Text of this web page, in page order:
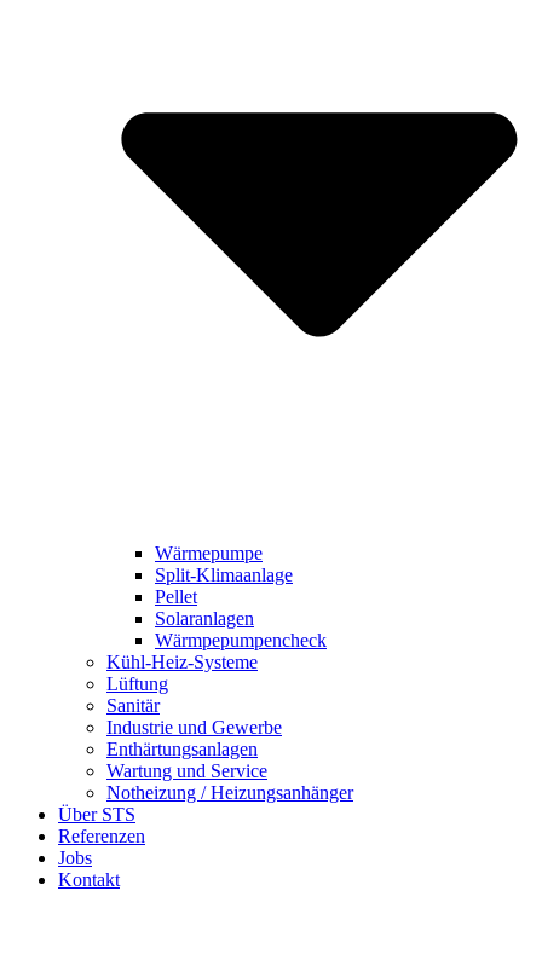
Wärmepumpe
Split-Klimaanlage
Pellet
Solaranlagen
Wärmpepumpencheck
Kühl-Heiz-Systeme
Lüftung
Sanitär
Industrie und Gewerbe
Enthärtungsanlagen
Wartung und Service
Notheizung / Heizungsanhänger
Über STS
Referenzen
Jobs
Kontakt